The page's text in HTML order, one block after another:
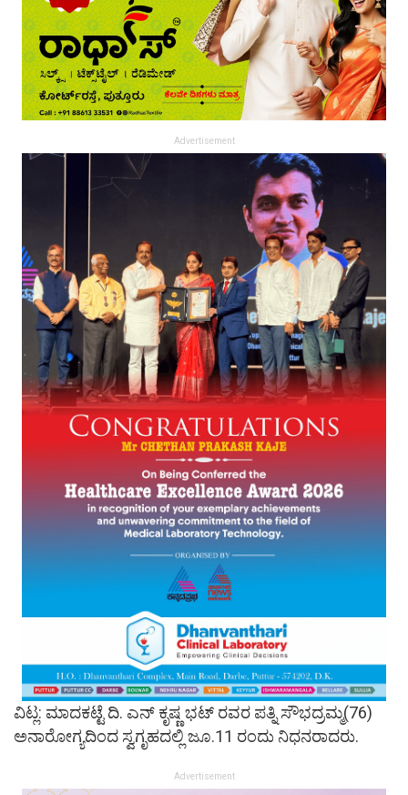
Advertisement
ವಿಟ್ಲ: ಮಾದಕಟ್ಟೆ ದಿ. ಎನ್ ಕೃಷ್ಣ ಭಟ್ ರವರ ಪತ್ನಿ ಸೌಭದ್ರಮ್ಮ(76)
ಅನಾರೋಗ್ಯದಿಂದ ಸ್ವಗೃಹದಲ್ಲಿ ಜೂ.11 ರಂದು ನಿಧನರಾದರು.
Advertisement